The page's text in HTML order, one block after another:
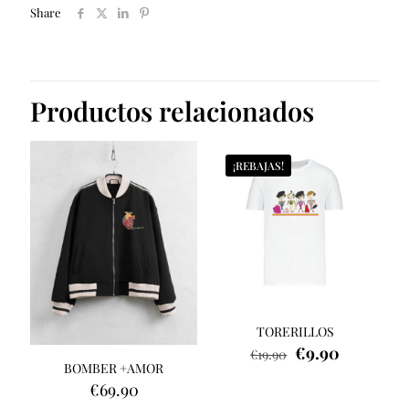
Share
Productos relacionados
BOMBER +AMOR
€69.90
¡REBAJAS!
TORERILLOS
€19.90 El
precio
€9.90